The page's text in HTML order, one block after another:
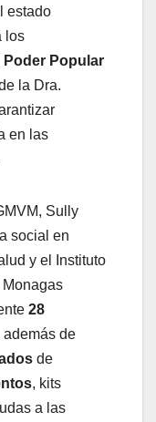
estado
los
Poder Popular
la Dra.
en las
Sully
social en
y el Instituto
28
además de
de
, kits
a las